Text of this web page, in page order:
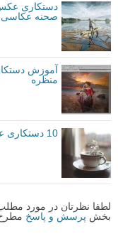
دستکاری
صحنه عکاسی
آموزش
منظره
10 دستکاری عکس خلاقانه و دیدنی از اجسام بی جان خانگی
لطفا نظرتان در مورد مطلب
بخش پرسش و پاسخ مطرح